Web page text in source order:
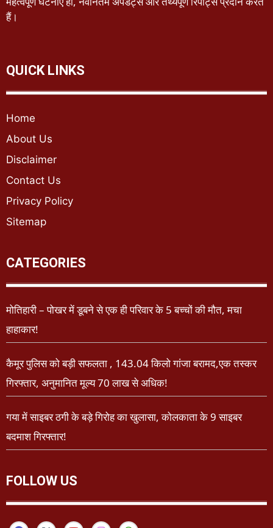
हैं।
QUICK LINKS
Home
About Us
Disclaimer
Contact Us
Privacy Policy
Sitemap
CATEGORIES
मोतिहारी – पोखर में डूबने से एक ही परिवार के 5 बच्चों की मौत, मचा
हाहाकार!
कैमूर पुलिस को बड़ी सफलता , 143.04 किलो गांजा बरामद,एक तस्कर
गिरफ्तार, अनुमानित मूल्य 70 लाख से अधिक!
गया में साइबर ठगी के बड़े गिरोह का खुलासा, कोलकाता के 9 साइबर
बदमाश गिरफ्तार!
FOLLOW US